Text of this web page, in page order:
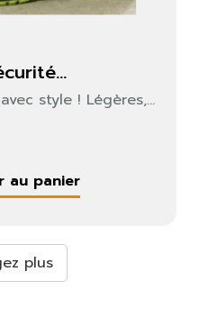
style ! Légères,...
au panier
plus